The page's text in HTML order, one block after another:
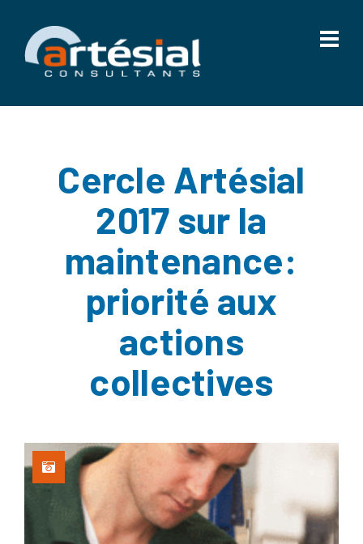
Cercle Artésial
2017 sur la
maintenance:
priorité aux
actions
collectives